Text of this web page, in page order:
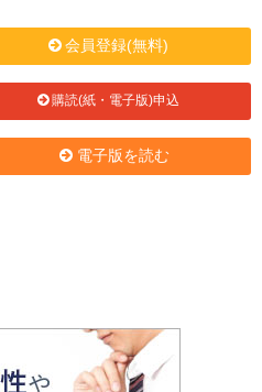
会員登録(無料)
購読(紙・電子版)申込
電子版を読む